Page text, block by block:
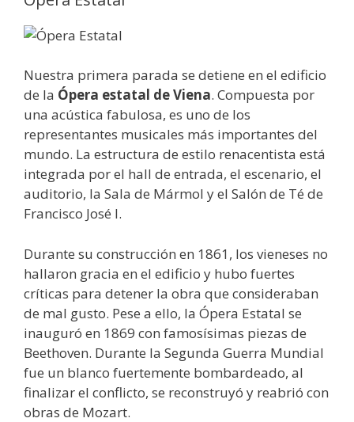
Nuestra primera parada se detiene en el edificio
de la Ópera estatal de Viena. Compuesta por
una acústica fabulosa, es uno de los
representantes musicales más importantes del
mundo. La estructura de estilo renacentista está
integrada por el hall de entrada, el escenario, el
auditorio, la Sala de Mármol y el Salón de Té de
Francisco José I.
Durante su construcción en 1861, los vieneses no
hallaron gracia en el edificio y hubo fuertes
críticas para detener la obra que consideraban
de mal gusto. Pese a ello, la Ópera Estatal se
inauguró en 1869 con famosísimas piezas de
Beethoven. Durante la Segunda Guerra Mundial
fue un blanco fuertemente bombardeado, al
finalizar el conflicto, se reconstruyó y reabrió con
obras de Mozart.